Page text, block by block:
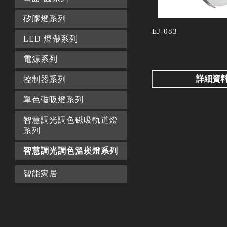
矽膠燈系列
LED 燈帶系列
電源系列
控制器系列
單色磁吸燈系列
智慧調光調色磁吸軌道燈
系列
智慧調光調色溫崁燈系列
智能家居
EJ-083
詳細資